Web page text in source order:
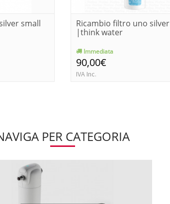
small
Ricambio filtro uno silver
|think water
Immediata
90,00€
IVA Inc.
PER CATEGORIA